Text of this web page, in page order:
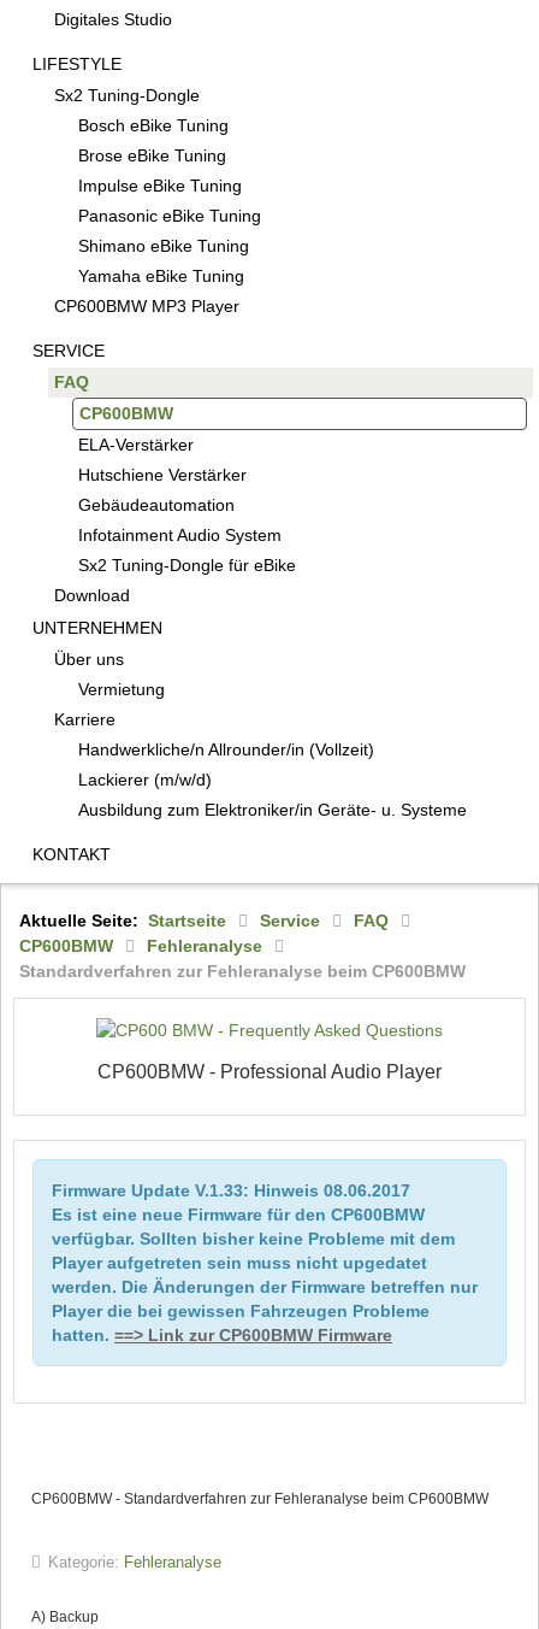
Digitales Studio
LIFESTYLE
Sx2 Tuning-Dongle
Bosch eBike Tuning
Brose eBike Tuning
Impulse eBike Tuning
Panasonic eBike Tuning
Shimano eBike Tuning
Yamaha eBike Tuning
CP600BMW MP3 Player
SERVICE
FAQ
CP600BMW
ELA-Verstärker
Hutschiene Verstärker
Gebäudeautomation
Infotainment Audio System
Sx2 Tuning-Dongle für eBike
Download
UNTERNEHMEN
Über uns
Vermietung
Karriere
Handwerkliche/n Allrounder/in (Vollzeit)
Lackierer (m/w/d)
Ausbildung zum Elektroniker/in Geräte- u. Systeme
KONTAKT
Aktuelle Seite: Startseite Service
FAQ
CP600BMW
Fehleranalyse
Standardverfahren zur Fehleranalyse beim CP600BMW
CP600BMW - Professional Audio Player
Firmware Update V.1.33: Hinweis 08.06.2017
Es ist eine neue Firmware für den CP600BMW
verfügbar. Sollten bisher keine Probleme mit dem
Player aufgetreten sein muss nicht upgedatet
werden. Die Änderungen der Firmware betreffen nur
Player die bei gewissen Fahrzeugen Probleme
hatten. ==> Link zur CP600BMW Firmware
CP600BMW - Standardverfahren zur Fehleranalyse beim CP600BMW
Kategorie: Fehleranalyse
A) Backup